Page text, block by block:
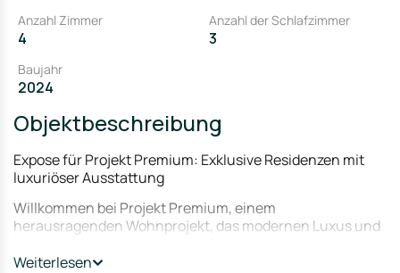
Anzahl Zimmer
4
Anzahl der Schlafzimmer
3
Baujahr
2024
Objektbeschreibung
Expose für Projekt Premium: Exklusive Residenzen mit
luxuriöser Ausstattung
Willkommen bei Projekt Premium, einem
herausragenden Wohnprojekt, das modernen Luxus und
einer breiten Auswahl an Maisonettewohnungen,
Weiterlesen